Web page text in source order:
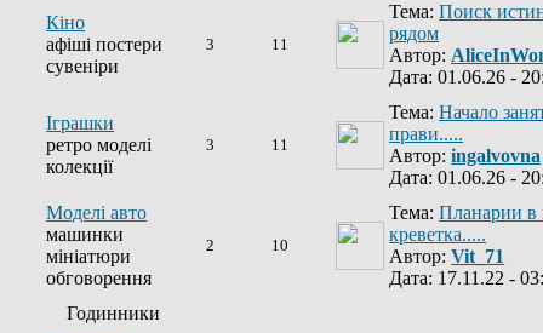
Кіно
афіші постери
сувеніри
3 11
Тема:Поиск
рядом
Автор:
Дата: 01.06.26 -
Іграшки
ретро моделі
колекції
3 11
Тема:Начало
прави.....
Автор:ingalvovna
Дата: 01.06.26 -
Моделі авто
машинки
мініатюри
обговорення
2 10
Тема:Планарии в
креветка.....
Автор:Vit_71
Дата: 17.11.22 -
Годинники